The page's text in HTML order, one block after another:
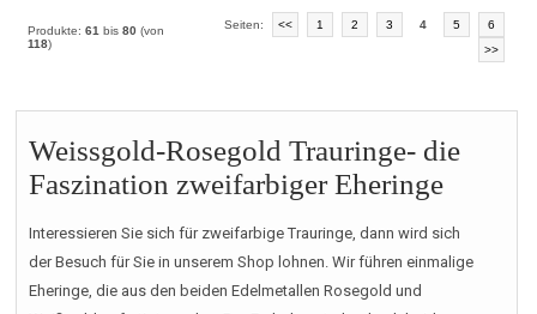
Produkte:61 bis80 (von
118)
Seiten: << 1 2 3 4 5
6
>>
Weissgold-Rosegold Trauringe- die
Faszination zweifarbiger Eheringe
Interessieren Sie sich für zweifarbige Trauringe, dann wird sich
der Besuch für Sie in unserem Shop lohnen. Wir führen einmalige
Eheringe, die aus den beiden Edelmetallen Rosegold und